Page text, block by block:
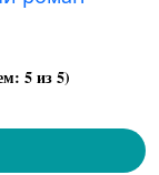
5из 5)